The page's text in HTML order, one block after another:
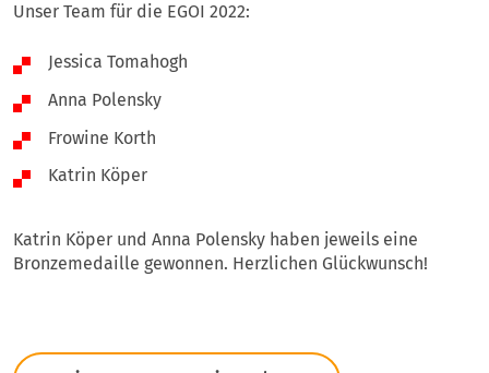
Unser Team für die EGOI 2022:
Jessica Tomahogh
Anna Polensky
Frowine Korth
Katrin Köper
​​​Katrin Köper und Anna Polensky haben jeweils eine
Bronzemedaille gewonnen. Herzlichen Glückwunsch!